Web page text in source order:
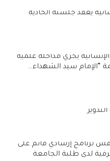
يعقد جلسته الحادية
يجري مداخلة علمية
“الإمام سيد الشهداء…
برنامج إرشادي قائم على
لدى طلبة الجامعة